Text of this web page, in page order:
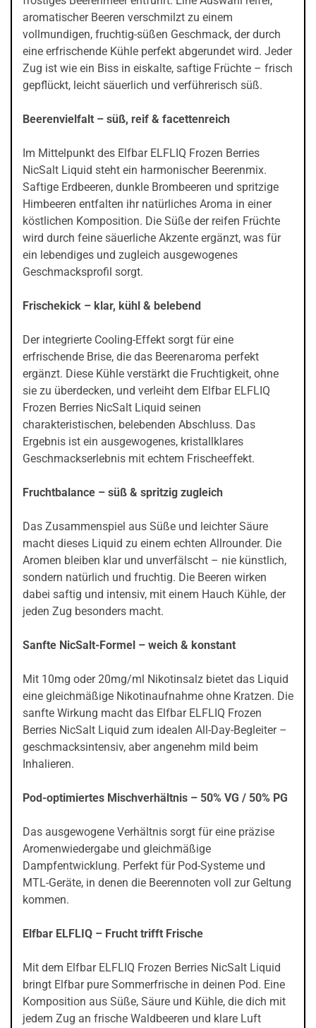
aromatischer Beeren verschmilzt zu einem
vollmundigen, fruchtig-süßen Geschmack, der durch
eine erfrischende Kühle perfekt abgerundet wird. Jeder
Zug ist wie ein Biss in eiskalte, saftige Früchte – frisch
gepflückt, leicht säuerlich und verführerisch süß.
Beerenvielfalt – süß, reif & facettenreich
Im Mittelpunkt des Elfbar ELFLIQ Frozen Berries
NicSalt Liquid steht ein harmonischer Beerenmix.
Saftige Erdbeeren, dunkle Brombeeren und spritzige
Himbeeren entfalten ihr natürliches Aroma in einer
köstlichen Komposition. Die Süße der reifen Früchte
wird durch feine säuerliche Akzente ergänzt, was für
ein lebendiges und zugleich ausgewogenes
Geschmacksprofil sorgt.
Frischekick – klar, kühl & belebend
Der integrierte Cooling-Effekt sorgt für eine
erfrischende Brise, die das Beerenaroma perfekt
ergänzt. Diese Kühle verstärkt die Fruchtigkeit, ohne
sie zu überdecken, und verleiht dem Elfbar ELFLIQ
Frozen Berries NicSalt Liquid seinen
charakteristischen, belebenden Abschluss. Das
Ergebnis ist ein ausgewogenes, kristallklares
Geschmackserlebnis mit echtem Frischeeffekt.
Fruchtbalance – süß & spritzig zugleich
Das Zusammenspiel aus Süße und leichter Säure
macht dieses Liquid zu einem echten Allrounder. Die
Aromen bleiben klar und unverfälscht – nie künstlich,
sondern natürlich und fruchtig. Die Beeren wirken
dabei saftig und intensiv, mit einem Hauch Kühle, der
jeden Zug besonders macht.
Sanfte NicSalt-Formel – weich & konstant
Mit 10mg oder 20mg/ml Nikotinsalz bietet das Liquid
eine gleichmäßige Nikotinaufnahme ohne Kratzen. Die
sanfte Wirkung macht das Elfbar ELFLIQ Frozen
Berries NicSalt Liquid zum idealen All-Day-Begleiter –
geschmacksintensiv, aber angenehm mild beim
Inhalieren.
Pod-optimiertes Mischverhältnis – 50% VG / 50% PG
Das ausgewogene Verhältnis sorgt für eine präzise
Aromenwiedergabe und gleichmäßige
Dampfentwicklung. Perfekt für Pod-Systeme und
MTL-Geräte, in denen die Beerennoten voll zur Geltung
kommen.
Elfbar ELFLIQ – Frucht trifft Frische
Mit dem Elfbar ELFLIQ Frozen Berries NicSalt Liquid
bringt Elfbar pure Sommerfrische in deinen Pod. Eine
Komposition aus Süße, Säure und Kühle, die dich mit
jedem Zug an frische Waldbeeren und klare Luft